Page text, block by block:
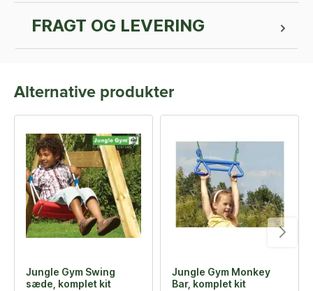
FRAGT OG LEVERING
Alternative produkter
Jungle Gym Swing
sæde, komplet kit
Jungle Gym Monkey
Bar, komplet kit